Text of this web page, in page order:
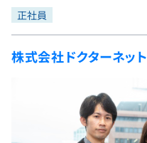
インターン
新卒エージェント
イベント・セミナー
問題集
4択課題
プログラミング言語
再チャレンジ結果一覧
ゲーム・マンガ
正社員
株式会社ドクターネット